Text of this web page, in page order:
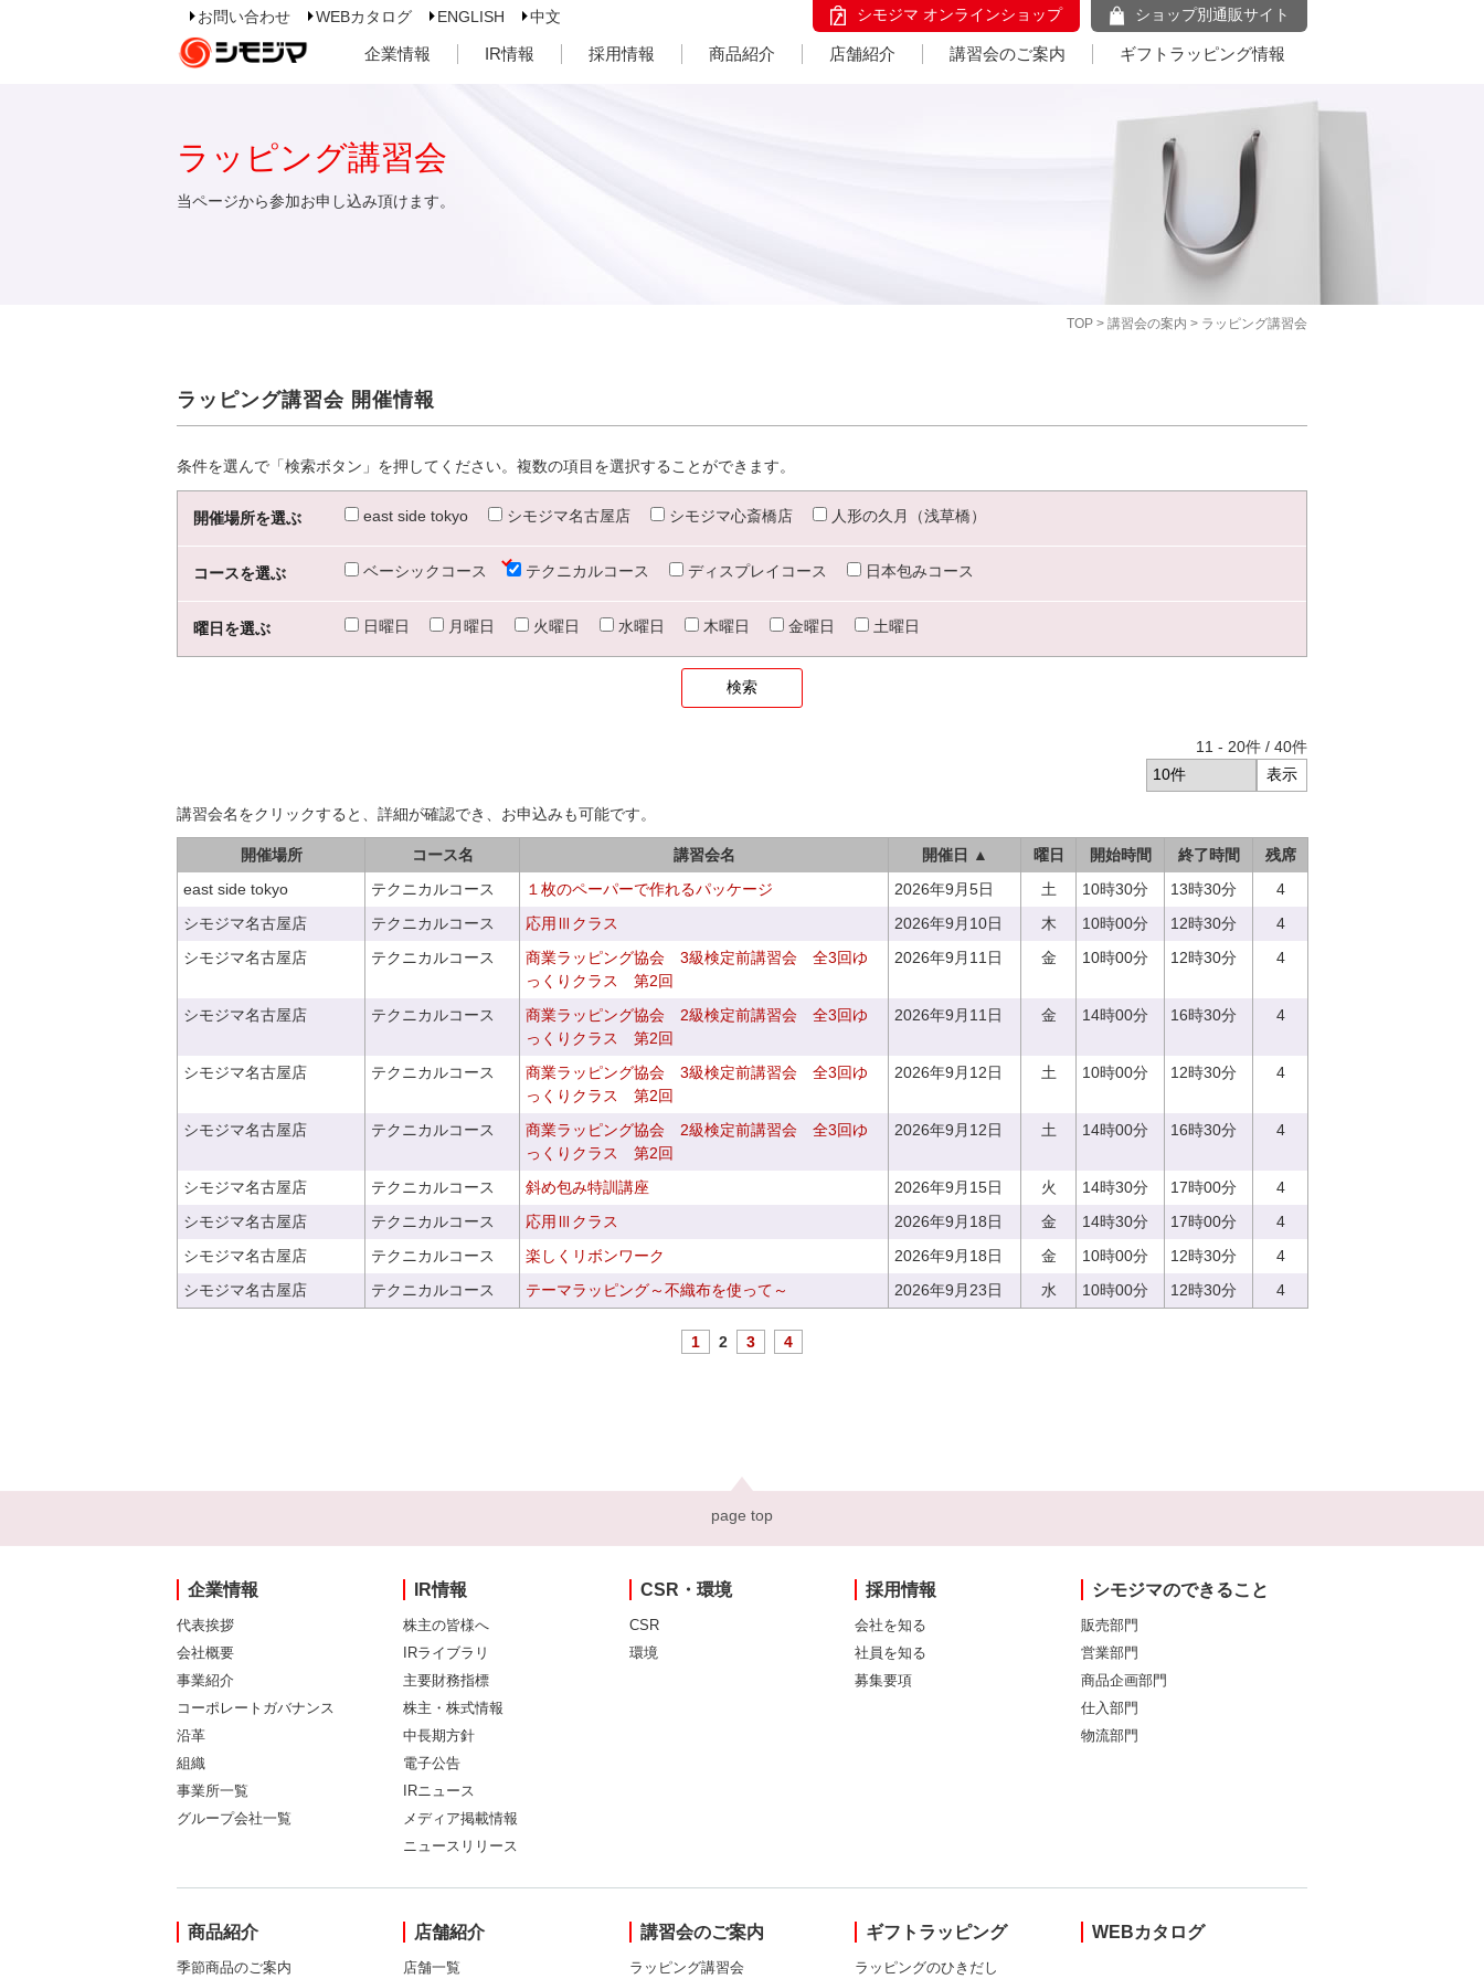
お問い合わせ WEBカタログ ENGLISH 中文 シモジマ オンラインショップ ショップ別通販サイト
企業情報 IR情報 採用情報 商品紹介 店舗紹介 講習会のご案内 ギフトラッピング情報
TOP > 講習会の案内 > ラッピング講習会
ラッピング講習会
当ページから参加お申し込み頂けます。
ラッピング講習会 開催情報
条件を選んで「検索ボタン」を押してください。複数の項目を選択することができます。
開催場所を選ぶ east side tokyo シモジマ名古屋店 シモジマ心斎橋店 人形の久月（浅草橋）
コースを選ぶ ベーシックコース テクニカルコース ディスプレイコース 日本包みコース
曜日を選ぶ 日曜日 月曜日 火曜日 水曜日 木曜日 金曜日 土曜日
11 - 20件 / 40件
講習会名をクリックすると、詳細が確認でき、お申込みも可能です。
開催場所 コース名 講習会名 開催日 ▲ 曜日 開始時間 終了時間
残席
east side tokyo
テクニカルコース １枚のペーパーで作れるパッケージ 2026年9月5日 土 10時30分 13時30分
4
シモジマ名古屋店
テクニカルコース 応用Ⅲクラス 2026年9月10日 木 10時00分 12時30分
4
シモジマ名古屋店
テクニカルコース
商業ラッピング協会 3級検定前講習会 全3回ゆ
っくりクラス 第2回
2026年9月11日 金 10時00分 12時30分 4
シモジマ名古屋店 テクニカルコース
商業ラッピング協会 2級検定前講習会 全3回ゆ
っくりクラス 第2回
2026年9月11日 金 14時00分 16時30分 4
シモジマ名古屋店 テクニカルコース
商業ラッピング協会 3級検定前講習会 全3回ゆ
っくりクラス 第2回
2026年9月12日 土 10時00分 12時30分 4
シモジマ名古屋店 テクニカルコース
商業ラッピング協会 2級検定前講習会 全3回ゆ
っくりクラス 第2回
2026年9月12日 土 14時00分 16時30分 4
シモジマ名古屋店 テクニカルコース 斜め包み特訓講座 2026年9月15日 火 14時30分 17時00分
4
シモジマ名古屋店
テクニカルコース 応用Ⅲクラス 2026年9月18日 金 14時30分 17時00分
4
シモジマ名古屋店
テクニカルコース 楽しくリボンワーク 2026年9月18日 金 10時00分 12時30分
4
シモジマ名古屋店
テクニカルコース テーマラッピング～不織布を使って～ 2026年9月23日 水 10時00分 12時30分 4
1 2 3 4
page top
企業情報
代表挨拶
会社概要
事業紹介
コーポレートガバナンス
沿革
組織
事業所一覧
グループ会社一覧
IR情報
株主の皆様へ
IRライブラリ
主要財務指標
株主・株式情報
中長期方針
電子公告
IRニュース
メディア掲載情報
ニュースリリース
CSR・環境
CSR
環境
採用情報
会社を知る
社員を知る
募集要項
シモジマのできること
販売部門
営業部門
商品企画部門
仕入部門
物流部門
商品紹介
季節商品のご案内
店舗紹介
店舗一覧
講習会のご案内
ラッピング講習会
ギフトラッピング
ラッピングのひきだし
WEBカタログ